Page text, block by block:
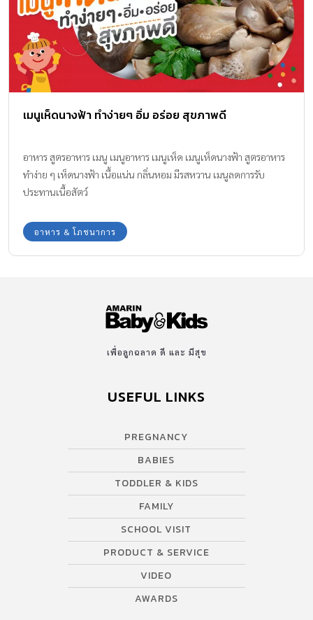
เมนูเห็ดนางฟ้า ทำง่ายๆ อิ่ม อร่อย สุขภาพดี
อาหาร สูตรอาหาร เมนู เมนูอาหาร เมนูเห็ด เมนูเห็ดนางฟ้า สูตรอาหาร
ทำง่าย ๆ เห็ดนางฟ้า เนื้อแน่น กลิ่นหอม มีรสหวาน เมนูลดการรับ
ประทานเนื้อสัตว์
อาหาร & โภชนาการ
เพื่อลูกฉลาด ดี และ มีสุข
USEFUL LINKS
PREGNANCY
BABIES
TODDLER & KIDS
FAMILY
SCHOOL VISIT
PRODUCT & SERVICE
VIDEO
AWARDS